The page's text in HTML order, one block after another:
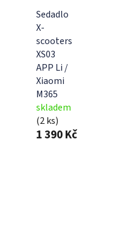
Sedadlo
X-
scooters
XS03
APP Li /
Xiaomi
M365
skladem
(2 ks)
1 390 Kč